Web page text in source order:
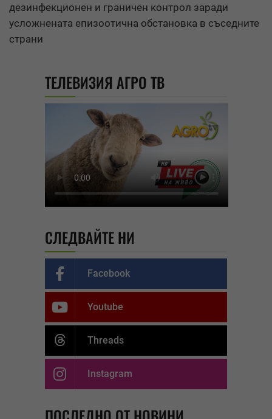
дезинфекционен и граничен контрол заради
усложнената епизоотична обстановка в съседните
страни
ТЕЛЕВИЗИЯ АГРО ТВ
СЛЕДВАЙТЕ НИ
Facebook
Youtube
Threads
Instagram